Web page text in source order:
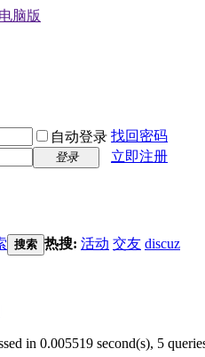
脑版
自动登录 找回密码
登录
立即注册
搜索 热搜: 活动 交友 discuz
in 0.005519 second(s), 5